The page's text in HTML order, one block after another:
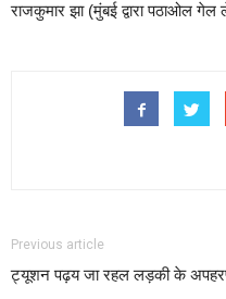
राजकुमार झा (मुंबई द्वारा पठाओल
Previous article
ट्यूशन पढ़य जा रहल लड़की के